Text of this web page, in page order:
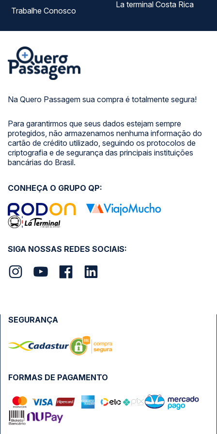
Na Quero Passagem sua compra é totalmente segura!
Para garantirmos que seus dados estejam sempre
protegidos, não armazenamos nenhuma informação do
cartão de crédito utilizado, seguindo os protocolos de
criptografia e de segurança das principais instituições
bancárias do Brasil.
Trabalhe Conosco
La terminal Costa Rica
SIGA NOSSAS REDES SOCIAIS:
CONHEÇA O GRUPO QP:
FORMAS DE PAGAMENTO
SEGURANÇA